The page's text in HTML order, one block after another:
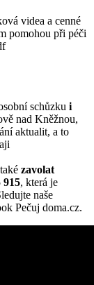
videa a cenné
pomohou při péči
schůzku i
nad Kněžnou,
aktualit, a to
zavolat
915, která je
naše
Pečuj doma.cz.